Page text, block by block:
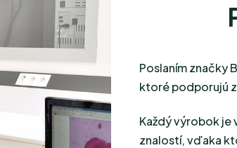
Poslaním značky
ktoré podporujú
Každý výrobok
znalostí, vďaka